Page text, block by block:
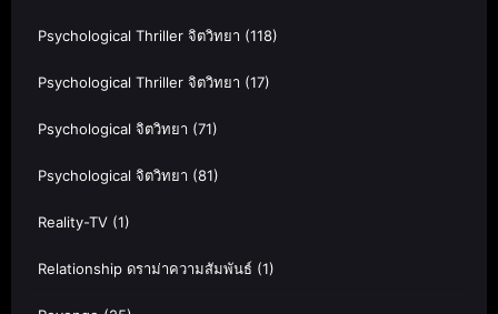
Psychological Thriller จิตวิทยา (118)
Psychological Thriller จิตวิทยา (17)
Psychological จิตวิทยา (71)
Psychological จิตวิทยา (81)
Reality-TV (1)
Relationship ดราม่าความสัมพันธ์ (1)